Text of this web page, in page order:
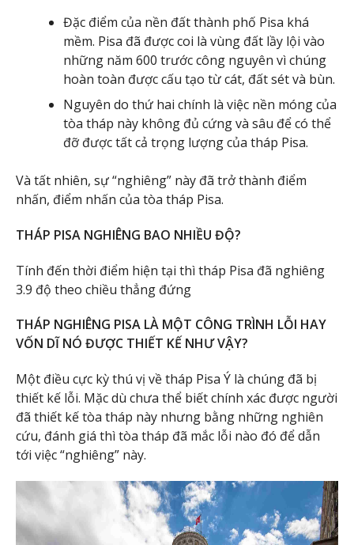
Đặc điểm của nền đất thành phố Pisa khá
mềm. Pisa đã được coi là vùng đất lầy lội vào
những năm 600 trước công nguyên vì chúng
hoàn toàn được cấu tạo từ cát, đất sét và bùn.
Nguyên do thứ hai chính là việc nền móng của
tòa tháp này không đủ cứng và sâu để có thể
đỡ được tất cả trọng lượng của tháp Pisa.
Và tất nhiên, sự “nghiêng” này đã trở thành điểm
nhấn, điểm nhấn của tòa tháp Pisa.
THÁP PISA NGHIÊNG BAO NHIỀU ĐỘ?
Tính đến thời điểm hiện tại thì tháp Pisa đã nghiêng
3.9 độ theo chiều thẳng đứng
THÁP NGHIÊNG PISA LÀ MỘT CÔNG TRÌNH LỖI HAY
VỐN DĨ NÓ ĐƯỢC THIẾT KẾ NHƯ VẬY?
Một điều cực kỳ thú vị về tháp Pisa Ý là chúng đã bị
thiết kế lỗi. Mặc dù chưa thể biết chính xác được người
đã thiết kế tòa tháp này nhưng bằng những nghiên
cứu, đánh giá thì tòa tháp đã mắc lỗi nào đó để dẫn
tới việc “nghiêng” này.